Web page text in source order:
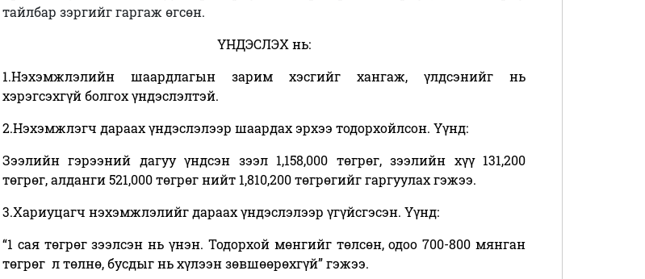
тайлбар зэргийг гаргаж өгсөн.
ҮНДЭСЛЭХ нь:
1.Нэхэмжлэлийн шаардлагын зарим хэсгийг хангаж, үлдсэнийг нь
хэрэгсэхгүй болгох үндэслэлтэй.
2.Нэхэмжлэгч дараах үндэслэлээр шаардах эрхээ тодорхойлсон. Үүнд:
Зээлийн гэрээний дагуу үндсэн зээл 1,158,000 төгрөг, зээлийн хүү 131,200
төгрөг, алданги 521,000 төгрөг нийт 1,810,200 төгрөгийг гаргуулах гэжээ.
3.Хариуцагч нэхэмжлэлийг дараах үндэслэлээр үгүйсгэсэн. Үүнд:
“1 сая төгрөг зээлсэн нь үнэн. Тодорхой мөнгийг төлсөн, одоо 700-800 мянган
төгрөг л төлнө, бусдыг нь хүлээн зөвшөөрөхгүй” гэжээ.